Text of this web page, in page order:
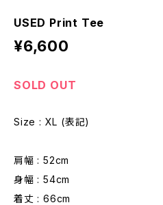
USED Print Tee
¥6,600
SOLD OUT
Size : XL (表記)
肩幅 : 52cm
身幅 : 54cm
着丈 : 66cm